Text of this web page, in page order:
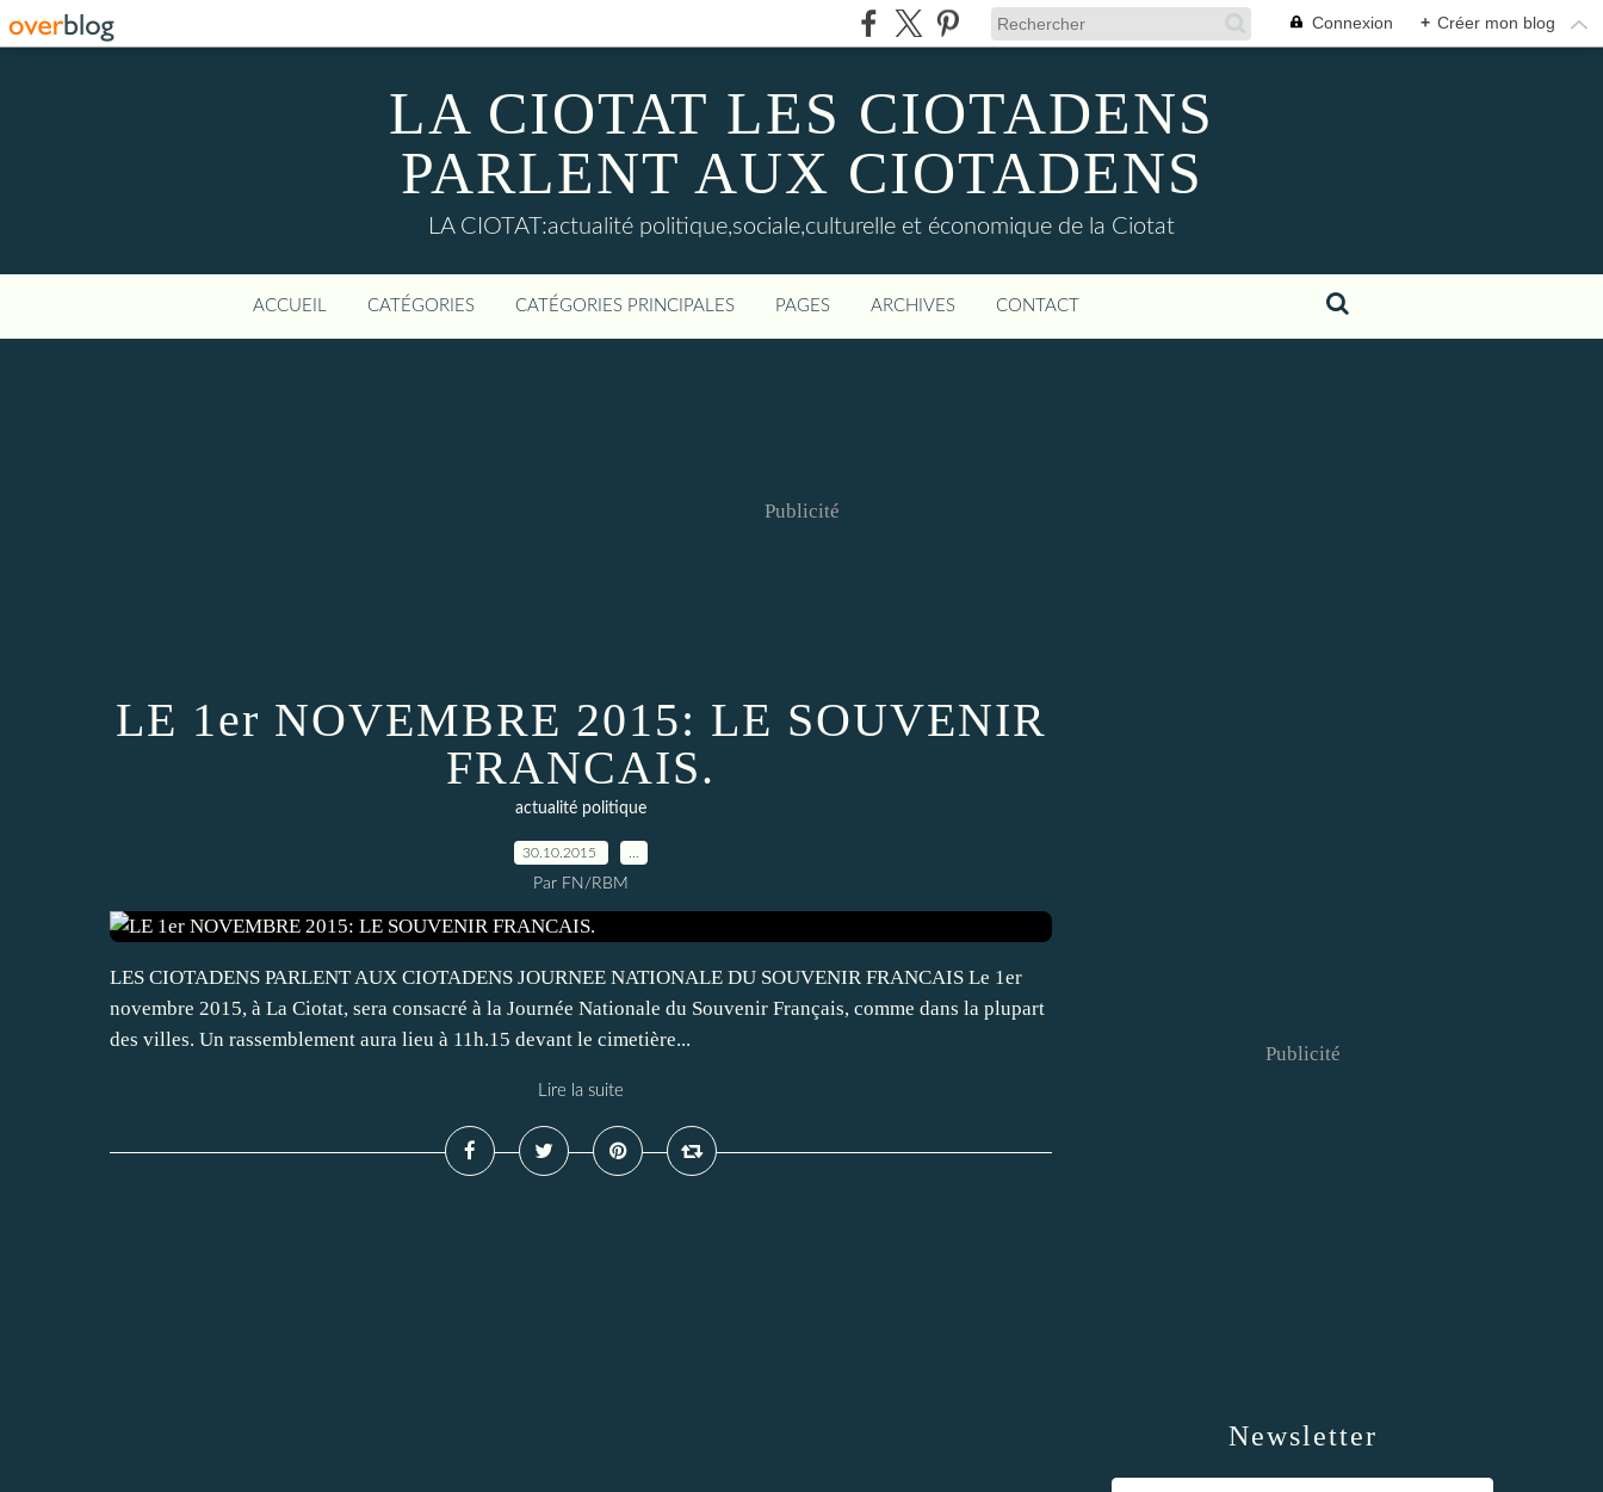
Connexion + Créer mon blog
LA CIOTAT LES CIOTADENS
PARLENT AUX CIOTADENS
LA CIOTAT:actualité politique,sociale,culturelle et économique de la Ciotat
ACCUEIL CATÉGORIES CATÉGORIES PRINCIPALES PAGES ARCHIVES CONTACT
Publicité
LE 1er NOVEMBRE 2015: LE SOUVENIR
FRANCAIS.
actualité politique
30.10.2015
Par FN/RBM
LES CIOTADENS PARLENT AUX CIOTADENS JOURNEE NATIONALE DU SOUVENIR FRANCAIS Le 1er
novembre 2015, à La Ciotat, sera consacré à la Journée Nationale du Souvenir Français, comme dans la plupart
des villes. Un rassemblement aura lieu à 11h.15 devant le cimetière...
Lire la suite
Newsletter
Publicité